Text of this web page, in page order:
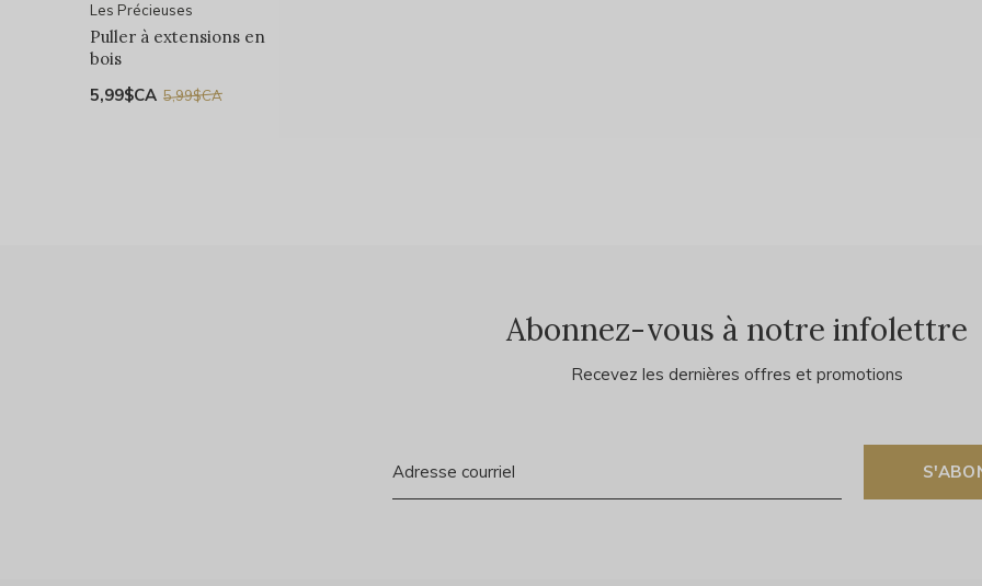
Les Précieuses
Puller à extensions en
bois
5,99$CA 5,99$CA
Abonnez-vous à notre infolettre
Recevez les dernières offres et promotions